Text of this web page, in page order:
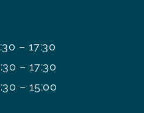
:30 – 17:30
:30 – 17:30
:30 – 15:00